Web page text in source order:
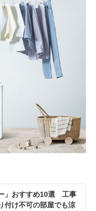
」おすすめ10選 工事
付け不可の部屋でも涼